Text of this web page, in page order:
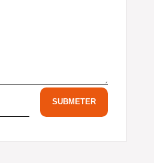
SUBMETER